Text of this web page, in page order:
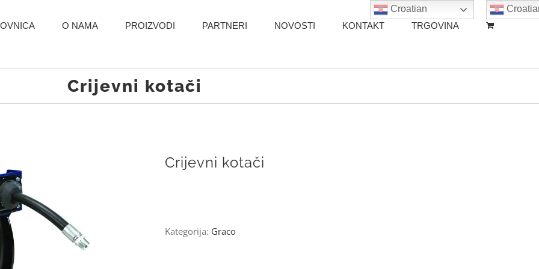
O NAMA PROIZVODI PARTNERI NOVOSTI KONTAKT TRGOVINA
Crijevni kotači
Crijevni kotači
Kategorija: Graco
Croatian